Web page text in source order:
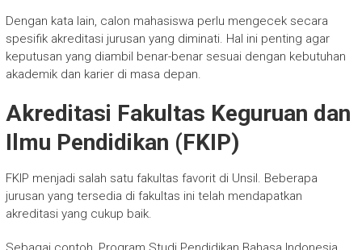
Dengan kata lain, calon mahasiswa perlu mengecek secara
spesifik akreditasi jurusan yang diminati. Hal ini penting agar
keputusan yang diambil benar-benar sesuai dengan kebutuhan
akademik dan karier di masa depan.
Akreditasi Fakultas Keguruan dan
Ilmu Pendidikan (FKIP)
FKIP menjadi salah satu fakultas favorit di Unsil. Beberapa
jurusan yang tersedia di fakultas ini telah mendapatkan
akreditasi yang cukup baik.